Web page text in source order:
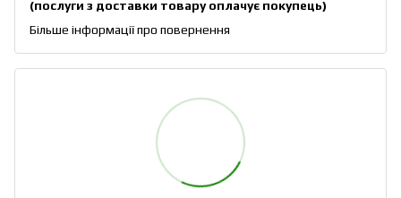
(послуги з доставки товару оплачує покупець)
Більше інформації про повернення